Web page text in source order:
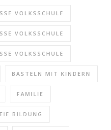
VOLKSSCHULE
VOLKSSCHULE
VOLKSSCHULE
BASTELN MIT KINDERN
FAMILIE
BILDUNG